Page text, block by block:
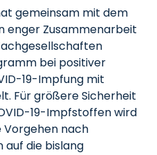
gemeinsam mit dem
enger Zusammenarbeit
bei positiver
19-Impfung mit
Für größere Sicherheit
19-Impfstoffen wird
Vorgehen nach
auf die bislang